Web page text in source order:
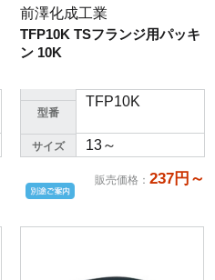
前澤化成工業
TFP10K TSフランジ用パッキ
ン 10K
型番
TFP10K
サイズ 13～
販売価格 ： 237円～